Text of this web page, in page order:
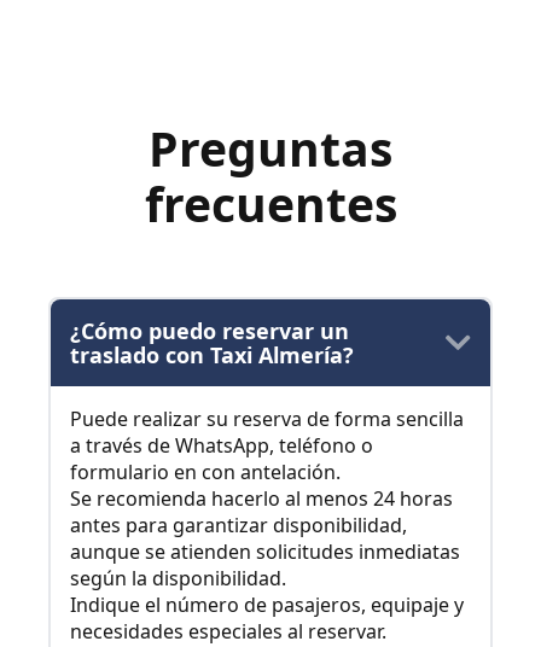
Preguntas
frecuentes
¿Cómo puedo reservar un
traslado con Taxi Almería?
Puede realizar su reserva de forma sencilla
a través de WhatsApp, teléfono o
formulario en con antelación.
Se recomienda hacerlo al menos 24 horas
antes para garantizar disponibilidad,
aunque se atienden solicitudes inmediatas
según la disponibilidad.
Indique el número de pasajeros, equipaje y
necesidades especiales al reservar.